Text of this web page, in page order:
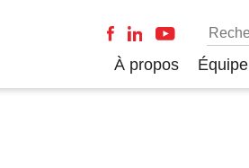
À propos Équipe